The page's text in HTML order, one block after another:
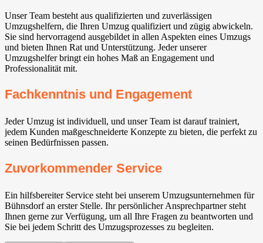
Unser Team besteht aus qualifizierten und zuverlässigen
Umzugshelfern, die Ihren Umzug qualifiziert und zügig abwickeln.
Sie sind hervorragend ausgebildet in allen Aspekten eines Umzugs
und bieten Ihnen Rat und Unterstützung. Jeder unserer
Umzugshelfer bringt ein hohes Maß an Engagement und
Professionalität mit.
Fachkenntnis und Engagement
Jeder Umzug ist individuell, und unser Team ist darauf trainiert,
jedem Kunden maßgeschneiderte Konzepte zu bieten, die perfekt zu
seinen Bedürfnissen passen.
Zuvorkommender Service
Ein hilfsbereiter Service steht bei unserem Umzugsunternehmen für
Bühnsdorf an erster Stelle. Ihr persönlicher Ansprechpartner steht
Ihnen gerne zur Verfügung, um all Ihre Fragen zu beantworten und
Sie bei jedem Schritt des Umzugsprozesses zu begleiten.